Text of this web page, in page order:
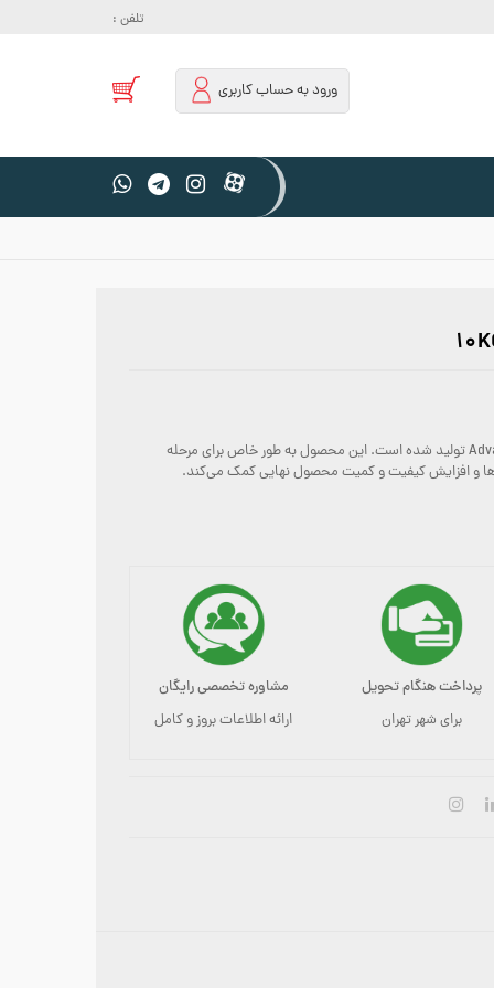
تلفن :
ورود به حساب کاربری
یک مکمل غذایی مخصوص گیاهان است که توسط شرکت Advanced Nutrients تولید شده است. این محصول به طور خاص برای مرحله
و افزایش کیفیت و کمیت محصول نهایی کمک می‌کند.
پرداخت هنگام تحویل
برای شهر تهران
مشاوره تخصصی رایگان
ارائه اطلاعات بروز و کامل